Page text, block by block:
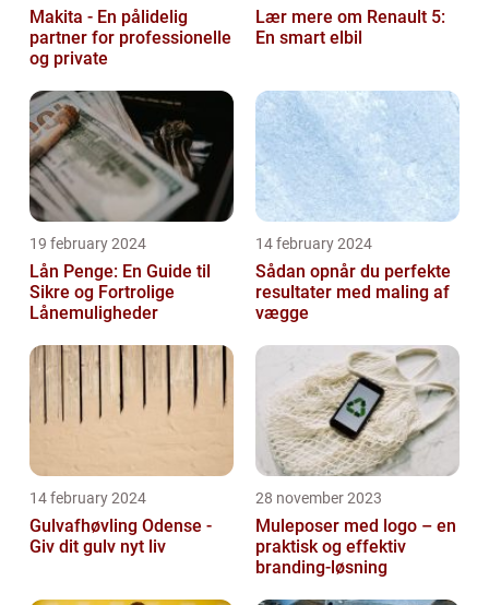
Makita - En pålidelig
partner for professionelle
og private
Lær mere om Renault 5:
En smart elbil
19 february 2024
Lån Penge: En Guide til
Sikre og Fortrolige
Lånemuligheder
14 february 2024
Sådan opnår du perfekte
resultater med maling af
vægge
14 february 2024
Gulvafhøvling Odense -
Giv dit gulv nyt liv
28 november 2023
Muleposer med logo – en
praktisk og effektiv
branding-løsning